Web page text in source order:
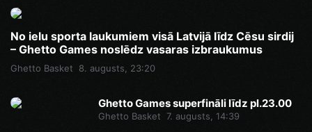
No ielu sporta laukumiem visā Latvijā līdz Cēsu sirdij
– Ghetto Games noslēdz vasaras izbraukumus
Ghetto Basket 8. augusts, 23:20
Ghetto Games superfināli līdz pl.23.00
Ghetto Basket 7. augusts, 14:39